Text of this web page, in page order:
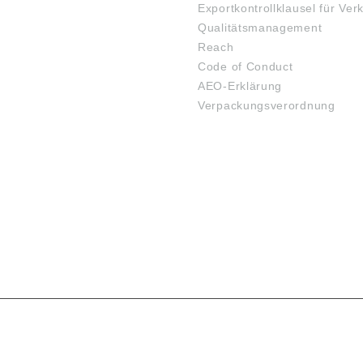
Exportkontrollklausel für
Qualitätsmanagement
Reach
Code of Conduct
AEO-Erklärung
Verpackungsverordnung